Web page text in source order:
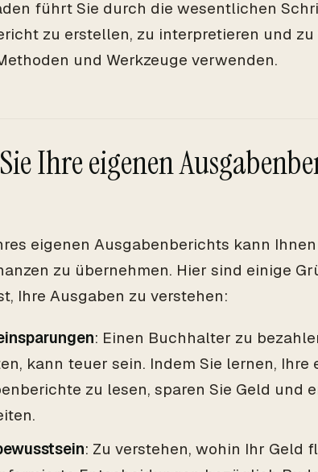
führt Sie durch die wesentlichen
zu erstellen, zu interpretieren und
und Werkzeuge verwenden.
Ihre eigenen
eigenen Ausgabenberichts kann
zu übernehmen. Hier sind einige
Ihre Ausgaben zu verstehen:
: Einen Buchhalter zu
kann teuer sein. Indem Sie lernen, Ihre
zu lesen, sparen Sie Geld und
: Zu verstehen, wohin Ihr Geld